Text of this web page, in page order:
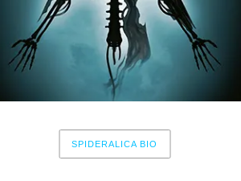
SPIDERALICA BIO